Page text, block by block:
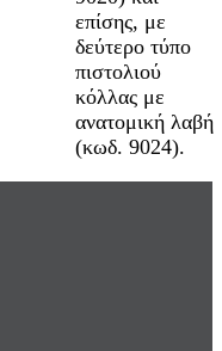
επίσης, με
δεύτερο τύπο
πιστολιού
κόλλας με
ανατομική λαβή
(κωδ. 9024).